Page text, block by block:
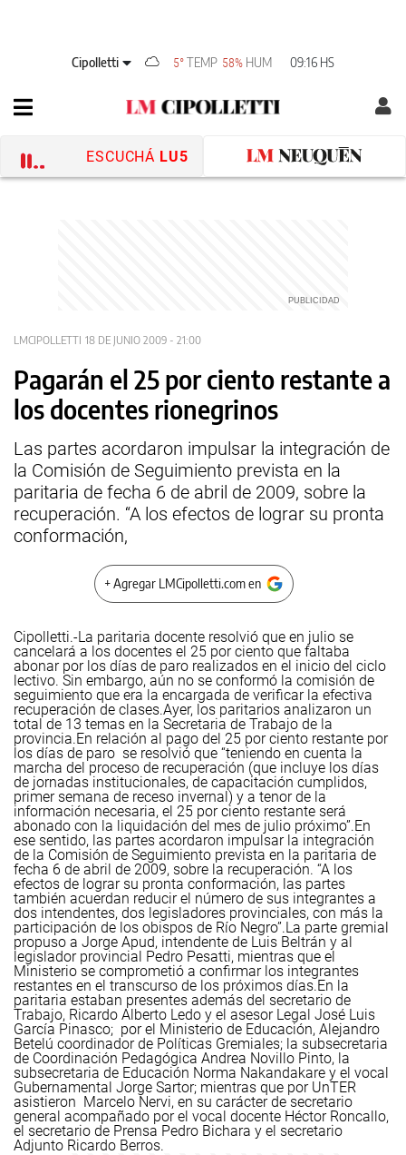
Cipolletti 5°TEMP 58% HUM 09:16 HS
ESCUCHÁ LU5
LMCIPOLLETTI 18 DE JUNIO 2009 - 21:00
Pagarán el 25 por ciento restante a
los docentes rionegrinos
Las partes acordaron impulsar la integración de
la Comisión de Seguimiento prevista en la
paritaria de fecha 6 de abril de 2009, sobre la
recuperación. “A los efectos de lograr su pronta
conformación,
+ Agregar LMCipolletti.com en
Cipolletti.-La paritaria docente resolvió que en julio se
cancelará a los docentes el 25 por ciento que faltaba
abonar por los días de paro realizados en el inicio del ciclo
lectivo. Sin embargo, aún no se conformó la comisión de
seguimiento que era la encargada de verificar la efectiva
recuperación de clases.Ayer, los paritarios analizaron un
total de 13 temas en la Secretaria de Trabajo de la
provincia.En relación al pago del 25 por ciento restante por
los días de paro se resolvió que “teniendo en cuenta la
marcha del proceso de recuperación (que incluye los días
de jornadas institucionales, de capacitación cumplidos,
primer semana de receso invernal) y a tenor de la
información necesaria, el 25 por ciento restante será
abonado con la liquidación del mes de julio próximo”.En
ese sentido, las partes acordaron impulsar la integración
de la Comisión de Seguimiento prevista en la paritaria de
fecha 6 de abril de 2009, sobre la recuperación. “A los
efectos de lograr su pronta conformación, las partes
también acuerdan reducir el número de sus integrantes a
dos intendentes, dos legisladores provinciales, con más la
participación de los obispos de Río Negro”.La parte gremial
propuso a Jorge Apud, intendente de Luis Beltrán y al
legislador provincial Pedro Pesatti, mientras que el
Ministerio se comprometió a confirmar los integrantes
restantes en el transcurso de los próximos días.En la
paritaria estaban presentes además del secretario de
Trabajo, Ricardo Alberto Ledo y el asesor Legal José Luis
García Pinasco; por el Ministerio de Educación, Alejandro
Betelú coordinador de Políticas Gremiales; la subsecretaria
de Coordinación Pedagógica Andrea Novillo Pinto, la
subsecretaria de Educación Norma Nakandakare y el vocal
Gubernamental Jorge Sartor; mientras que por UnTER
asistieron Marcelo Nervi, en su carácter de secretario
general acompañado por el vocal docente Héctor Roncallo,
el secretario de Prensa Pedro Bichara y el secretario
Adjunto Ricardo Berros.